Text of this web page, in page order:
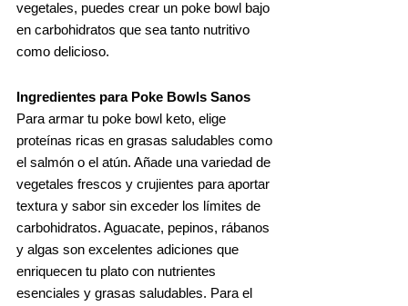
vegetales, puedes crear un poke bowl bajo
en carbohidratos que sea tanto nutritivo
como delicioso.
Ingredientes para Poke Bowls Sanos
Para armar tu poke bowl keto, elige
proteínas ricas en grasas saludables como
el salmón o el atún. Añade una variedad de
vegetales frescos y crujientes para aportar
textura y sabor sin exceder los límites de
carbohidratos. Aguacate, pepinos, rábanos
y algas son excelentes adiciones que
enriquecen tu plato con nutrientes
esenciales y grasas saludables. Para el